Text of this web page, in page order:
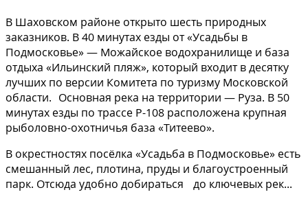
В Шаховском районе открыто шесть природных
заказников. В 40 минутах езды от «Усадьбы в
Подмосковье» — Можайское водохранилище и база
отдыха «Ильинский пляж», который входит в десятку
лучших по версии Комитета по туризму Московской
области. Основная река на территории — Руза. В 50
минутах езды по трассе Р-108 расположена крупная
рыболовно-охотничья база «Титеево».
В окрестностях посёлка «Усадьба в Подмосковье» есть
смешанный лес, плотина, пруды и благоустроенный
парк. Отсюда удобно добираться до ключевых рек...